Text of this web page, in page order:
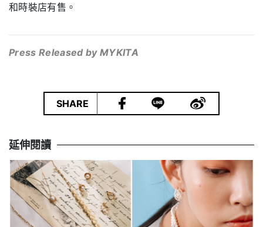
和時裝店有售。
Press Released by MYKITA
SHARE
延伸閱讀